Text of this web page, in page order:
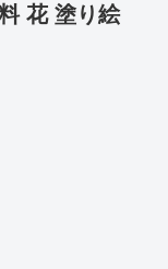
花 塗り絵